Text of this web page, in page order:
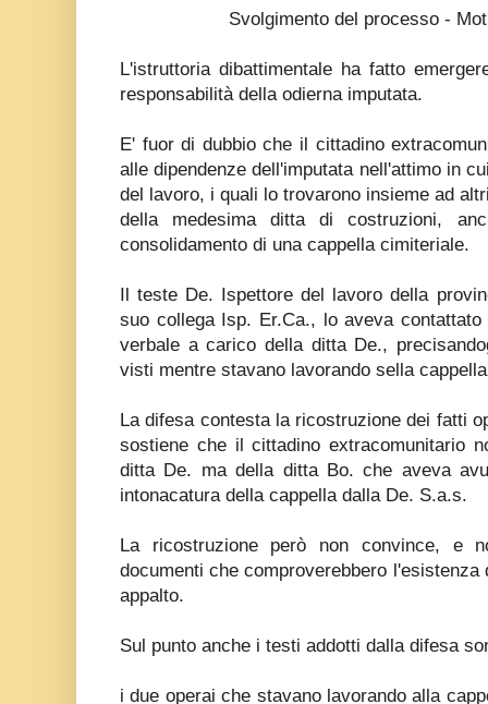
Svolgimento del processo -
L'istruttoria dibattimentale ha fatto
responsabilità della odierna imputata.
E' fuor di dubbio che il cittadino
alle dipendenze dell'imputata nell'attimo in
del lavoro, i quali lo trovarono insieme ad
della medesima ditta di costruzioni,
consolidamento di una cappella cimiteriale.
Il teste De. Ispettore del lavoro della
suo collega Isp. Er.Ca., lo aveva
verbale a carico della ditta De.,
visti mentre stavano lavorando sella
La difesa contesta la ricostruzione dei fatti
sostiene che il cittadino extracomunitario
ditta De. ma della ditta Bo. che aveva
intonacatura della cappella dalla De. S.a.s.
La ricostruzione però non convince, e
documenti che comproverebbero
appalto.
Sul punto anche i testi addotti dalla difesa
i due operai che stavano lavorando alla